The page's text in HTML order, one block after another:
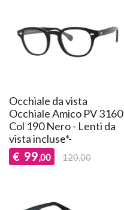
Occhiale da vista
Occhiale Amico PV 3160
Col 190 Nero - Lenti da
vista incluse*-
€ 99,00 120,00